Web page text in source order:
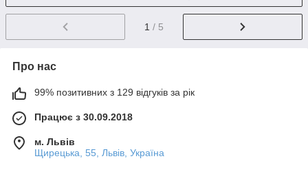
1 / 5
Про нас
99% позитивних з 129 відгуків за рік
Працює з 30.09.2018
м. Львів
Щирецька, 55, Львів, Україна